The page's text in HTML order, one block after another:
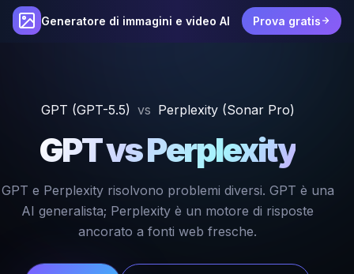
Generatore di immagini e video AI Prova gratis
GPT (GPT-5.5) vs Perplexity (Sonar Pro)
GPT vs Perplexity
GPT e Perplexity risolvono problemi diversi. GPT è una
AI generalista; Perplexity è un motore di risposte
ancorato a fonti web fresche.